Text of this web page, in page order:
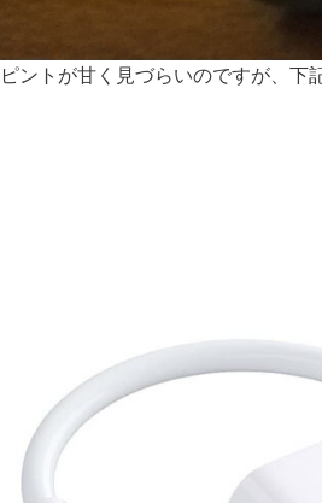
ピントが甘く見づらいのですが、下